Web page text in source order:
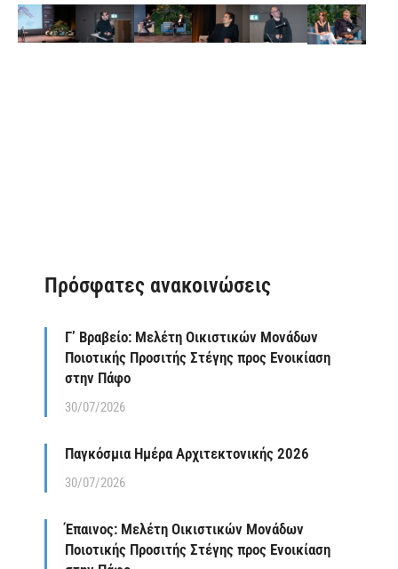
Πρόσφατες ανακοινώσεις
Γ’ Βραβείο: Μελέτη Οικιστικών Μονάδων
Ποιοτικής Προσιτής Στέγης προς Ενοικίαση
στην Πάφο
30/07/2026
Παγκόσμια Ημέρα Αρχιτεκτονικής 2026
30/07/2026
Έπαινος: Μελέτη Οικιστικών Μονάδων
Ποιοτικής Προσιτής Στέγης προς Ενοικίαση